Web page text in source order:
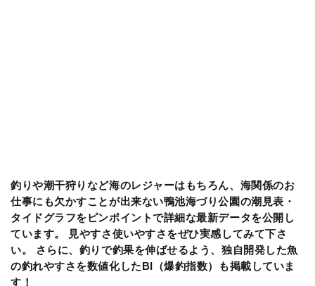
釣りや潮干狩りなど海のレジャーはもちろん、海関係のお
仕事にも欠かすことが出来ない鴨池海づり公園の潮見表・
タイドグラフをピンポイントで詳細な最新データを公開し
ています。 見やすさ使いやすさをぜひ実感してみて下さ
い。 さらに、釣りで釣果を伸ばせるよう、独自開発した魚
の釣れやすさを数値化したBI（爆釣指数）も掲載していま
す！